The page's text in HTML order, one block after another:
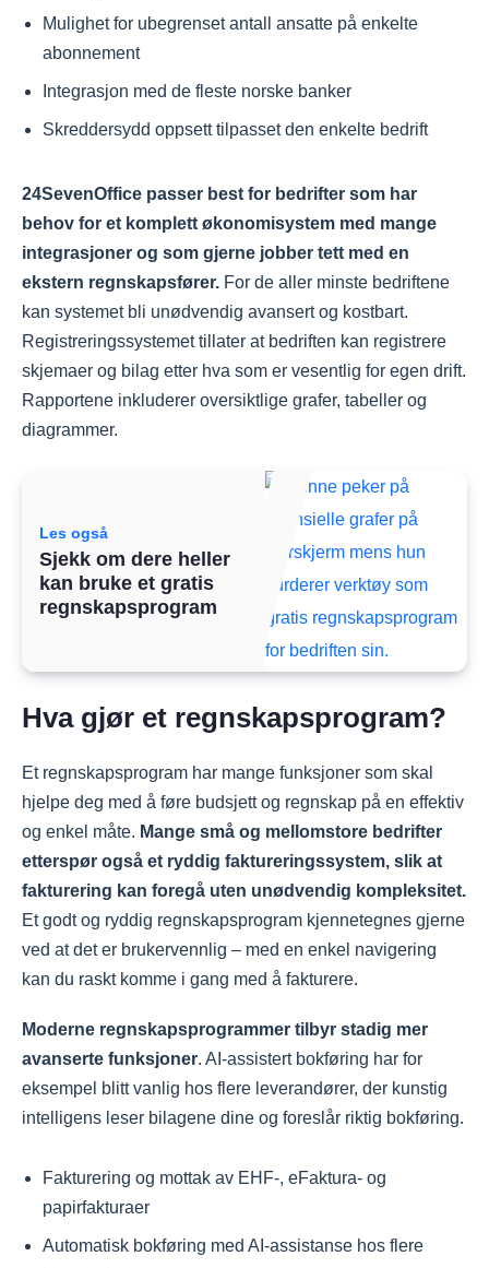
Mulighet for ubegrenset antall ansatte på enkelte
abonnement
Integrasjon med de fleste norske banker
Skreddersydd oppsett tilpasset den enkelte bedrift
24SevenOffice passer best for bedrifter som har
behov for et komplett økonomisystem med mange
integrasjoner og som gjerne jobber tett med en
ekstern regnskapsfører. For de aller minste bedriftene
kan systemet bli unødvendig avansert og kostbart.
Registreringssystemet tillater at bedriften kan registrere
skjemaer og bilag etter hva som er vesentlig for egen drift.
Rapportene inkluderer oversiktlige grafer, tabeller og
diagrammer.
Les også
Sjekk om dere heller
kan bruke et gratis
regnskapsprogram
Hva gjør et regnskapsprogram?
Et regnskapsprogram har mange funksjoner som skal
hjelpe deg med å føre budsjett og regnskap på en effektiv
og enkel måte. Mange små og mellomstore bedrifter
etterspør også et ryddig faktureringssystem, slik at
fakturering kan foregå uten unødvendig kompleksitet.
Et godt og ryddig regnskapsprogram kjennetegnes gjerne
ved at det er brukervennlig – med en enkel navigering
kan du raskt komme i gang med å fakturere.
Moderne regnskapsprogrammer tilbyr stadig mer
avanserte funksjoner. AI-assistert bokføring har for
eksempel blitt vanlig hos flere leverandører, der kunstig
intelligens leser bilagene dine og foreslår riktig bokføring.
Fakturering og mottak av EHF-, eFaktura- og
papirfakturaer
Automatisk bokføring med AI-assistanse hos flere